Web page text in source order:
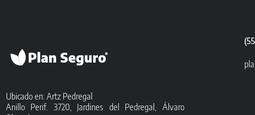
Ubicado en: Artz Pedregal
Anillo Perif. 3720, Jardines del Pedregal, Álvaro